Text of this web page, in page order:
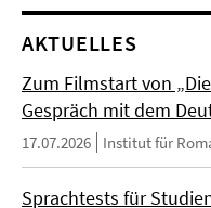
AKTUELLES
Zum Filmstart von
Gespräch mit dem
17.07.2026 Institut für
Sprachtests für